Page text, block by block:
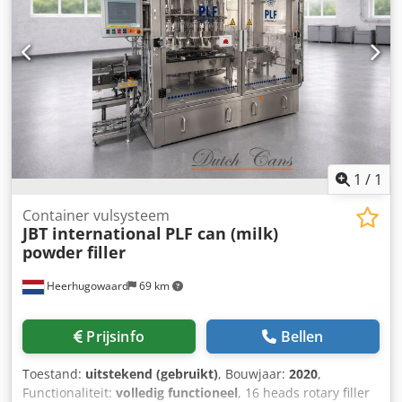
1 / 1
Heerhugowaard 69 km
Container vulsysteem
JBT international PLF can (milk)
powder filler
Prijsinfo Bellen
Toestand: uitstekend (gebruikt), Bouwjaar: 2020,
Functionaliteit: volledig functioneel, 16 heads rotary filler